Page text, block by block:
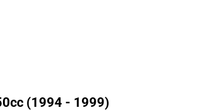
(1994 - 1999)